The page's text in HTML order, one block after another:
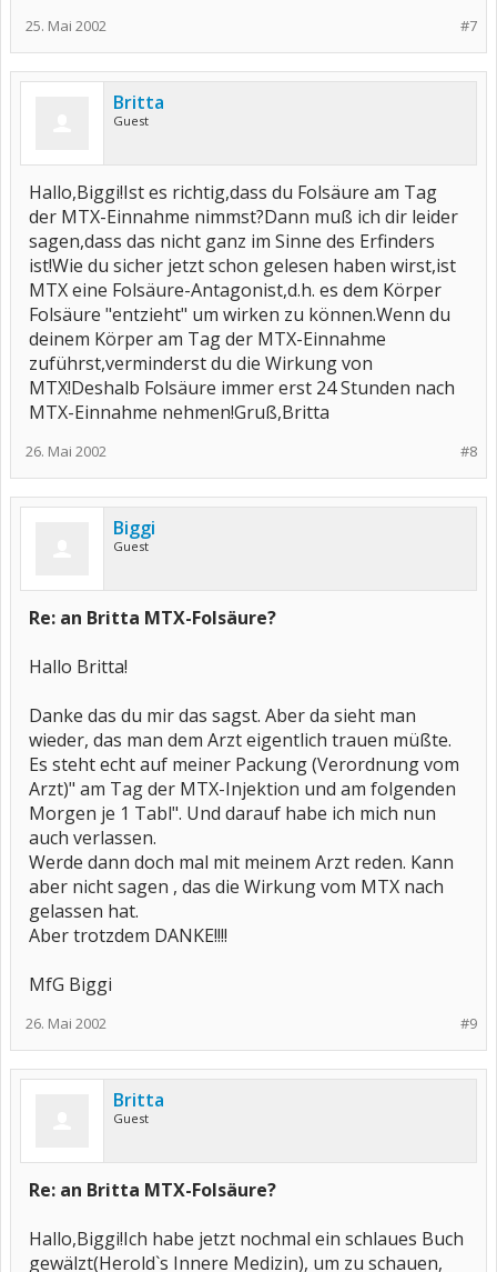
#7
25. Mai 2002
Britta
Guest
Hallo,Biggi!Ist es richtig,dass du Folsäure am Tag
der MTX-Einnahme nimmst?Dann muß ich dir leider
sagen,dass das nicht ganz im Sinne des Erfinders
ist!Wie du sicher jetzt schon gelesen haben wirst,ist
MTX eine Folsäure-Antagonist,d.h. es dem Körper
Folsäure "entzieht" um wirken zu können.Wenn du
deinem Körper am Tag der MTX-Einnahme
zuführst,verminderst du die Wirkung von
MTX!Deshalb Folsäure immer erst 24 Stunden nach
MTX-Einnahme nehmen!Gruß,Britta
#8
26. Mai 2002
Biggi
Guest
Re: an Britta MTX-Folsäure?
Hallo Britta!
Danke das du mir das sagst. Aber da sieht man
wieder, das man dem Arzt eigentlich trauen müßte.
Es steht echt auf meiner Packung (Verordnung vom
Arzt)" am Tag der MTX-Injektion und am folgenden
Morgen je 1 Tabl". Und darauf habe ich mich nun
auch verlassen.
Werde dann doch mal mit meinem Arzt reden. Kann
aber nicht sagen , das die Wirkung vom MTX nach
gelassen hat.
Aber trotzdem DANKE!!!!
MfG Biggi
#9
26. Mai 2002
Britta
Guest
Re: an Britta MTX-Folsäure?
Hallo,Biggi!Ich habe jetzt nochmal ein schlaues Buch
gewälzt(Herold`s Innere Medizin), um zu schauen,